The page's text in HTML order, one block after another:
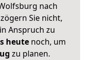
nach
Sie nicht,
Anspruch zu
heutenoch, um
zu planen.